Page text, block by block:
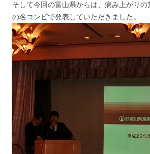
そして今回の富山県からは、病み上がりの
の名コンビで発表していただきました。